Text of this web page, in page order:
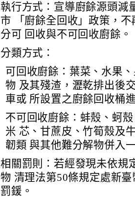
執行方式：宣導廚餘源頭減
市 「廚餘全回收」政策，
分可 回收與不可回收廚餘。
分類方式：
可回收廚餘：葉菜、水果
物 及其殘渣，瀝乾排出後
車或 所設置之廚餘回收桶
不可回收廚餘：蚌殼、蚵
米 芯、甘蔗皮、竹筍殼及
韌類 與其他難分解物併入
相關罰則：若經發現未依規
物 清理法第50條規定處新
罰鍰。